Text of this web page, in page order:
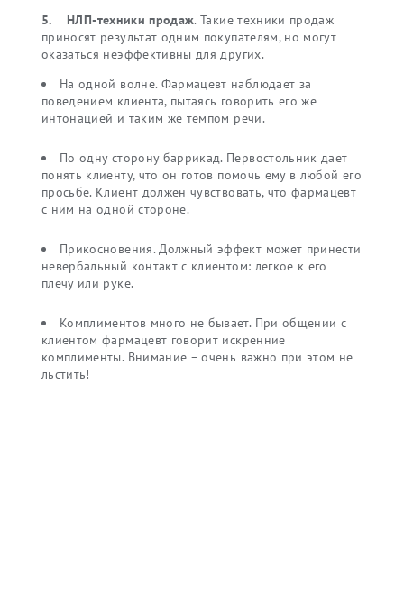
5.НЛП-техники продаж. Такие техники продаж
приносят результат одним покупателям, но могут
оказаться неэффективны для других.
На одной волне. Фармацевт наблюдает за
поведением клиента, пытаясь говорить его же
интонацией и таким же темпом речи.
По одну сторону баррикад. Первостольник дает
понять клиенту, что он готов помочь ему в любой его
просьбе. Клиент должен чувствовать, что фармацевт
с ним на одной стороне.
Прикосновения. Должный эффект может принести
невербальный контакт с клиентом: легкое к его
плечу или руке.
Комплиментов много не бывает. При общении с
клиентом фармацевт говорит искренние
комплименты. Внимание – очень важно при этом не
льстить!